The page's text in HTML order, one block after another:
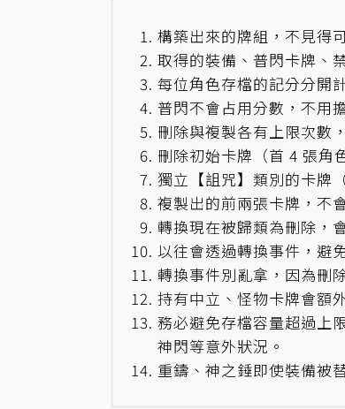
構築出來的牌組，不見得
取得的裝備、普閃卡牌、
每位角色存檔的記分分開
普閃不會占用分數，不用
刪除與複製各有上限次數
刪除初始卡牌（首 4 張角
獨立【詛咒】類別的卡牌
複製出的前兩張卡牌，不
轉換現在被歸類為刪除，
以往會透過轉換事件，避
轉換事件別亂拿，因為刪
持有中立、怪物卡牌會額
務必避免存檔容量超過上
神閃等意外狀況。
重鑄、神之錘即使裝備被